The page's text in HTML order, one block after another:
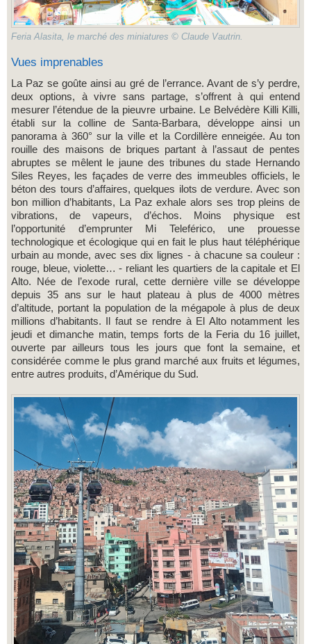
Feria Alasita, le marché des miniatures © Claude Vautrin.
Vues imprenables
La Paz se goûte ainsi au gré de l’errance. Avant de s’y perdre,
deux options, à vivre sans partage, s’offrent à qui entend
mesurer l’étendue de la pieuvre urbaine. Le Belvédère Killi Killi,
établi sur la colline de Santa-Barbara, développe ainsi un
panorama à 360° sur la ville et la Cordillère enneigée. Au ton
rouille des maisons de briques partant à l’assaut de pentes
abruptes se mêlent le jaune des tribunes du stade Hernando
Siles Reyes, les façades de verre des immeubles officiels, le
béton des tours d’affaires, quelques ilots de verdure. Avec son
bon million d’habitants, La Paz exhale alors ses trop pleins de
vibrations, de vapeurs, d’échos. Moins physique est
l’opportunité d’emprunter Mi Teleférico, une prouesse
technologique et écologique qui en fait le plus haut téléphérique
urbain au monde, avec ses dix lignes - à chacune sa couleur :
rouge, bleue, violette… - reliant les quartiers de la capitale et El
Alto. Née de l’exode rural, cette dernière ville se développe
depuis 35 ans sur le haut plateau à plus de 4000 mètres
d’altitude, portant la population de la mégapole à plus de deux
millions d’habitants. Il faut se rendre à El Alto notamment les
jeudi et dimanche matin, temps forts de la Feria du 16 juillet,
ouverte par ailleurs tous les jours que font la semaine, et
considérée comme le plus grand marché aux fruits et légumes,
entre autres produits, d’Amérique du Sud.